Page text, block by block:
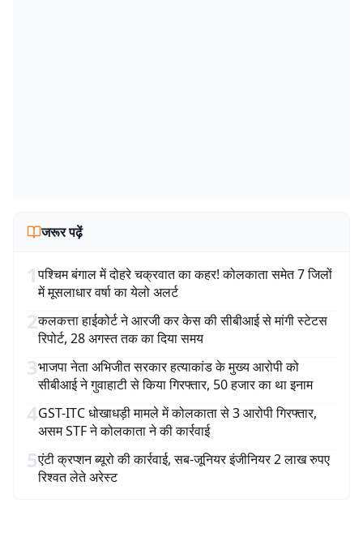
जरूर पढ़ें
1पश्चिम बंगाल में दोहरे चक्रवात का कहर! कोलकाता समेत 7 जिलों
में मूसलाधार वर्षा का येलो अलर्ट
2कलकत्ता हाईकोर्ट ने आरजी कर केस की सीबीआई से मांगी स्टेटस
रिपोर्ट, 28 अगस्त तक का दिया समय
3भाजपा नेता अभिजीत सरकार हत्याकांड के मुख्य आरोपी को
सीबीआई ने गुवाहाटी से किया गिरफ्तार, 50 हजार का था इनाम
4GST-ITC धोखाधड़ी मामले में कोलकाता से 3 आरोपी गिरफ्तार,
असम STF ने कोलकाता ने की कार्रवाई
5एंटी क्रप्शन ब्यूरो की कार्रवाई, सब-जूनियर इंजीनियर 2 लाख रुपए
रिश्वत लेते अरेस्ट